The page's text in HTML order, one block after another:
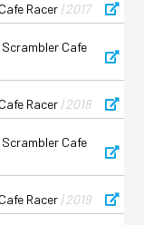
Racer | 2017
Cafe
Racer | 2018
Cafe
Racer | 2019